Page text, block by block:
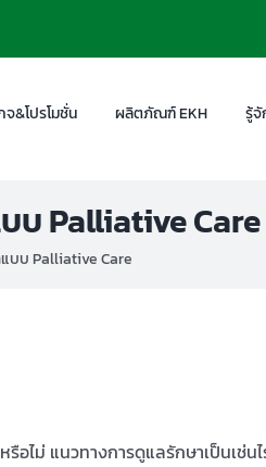
&โปรโมชั่น ผลิตภัณฑ์ EKH รู้จั
บ Palliative Care
บบ Palliative Care
ไม่ แนวทางการดูแลรักษาเป็นเช่